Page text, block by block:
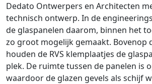
Dedato Ontwerpers en Architecten
technisch ontwerp. In de
de glaspanelen daarom, binnen het
zo groot mogelijk gemaakt. Bovenop
houden de RVS klemplaatjes de
plek. De ruimte tussen de panelen is
waardoor de glazen gevels als schijf